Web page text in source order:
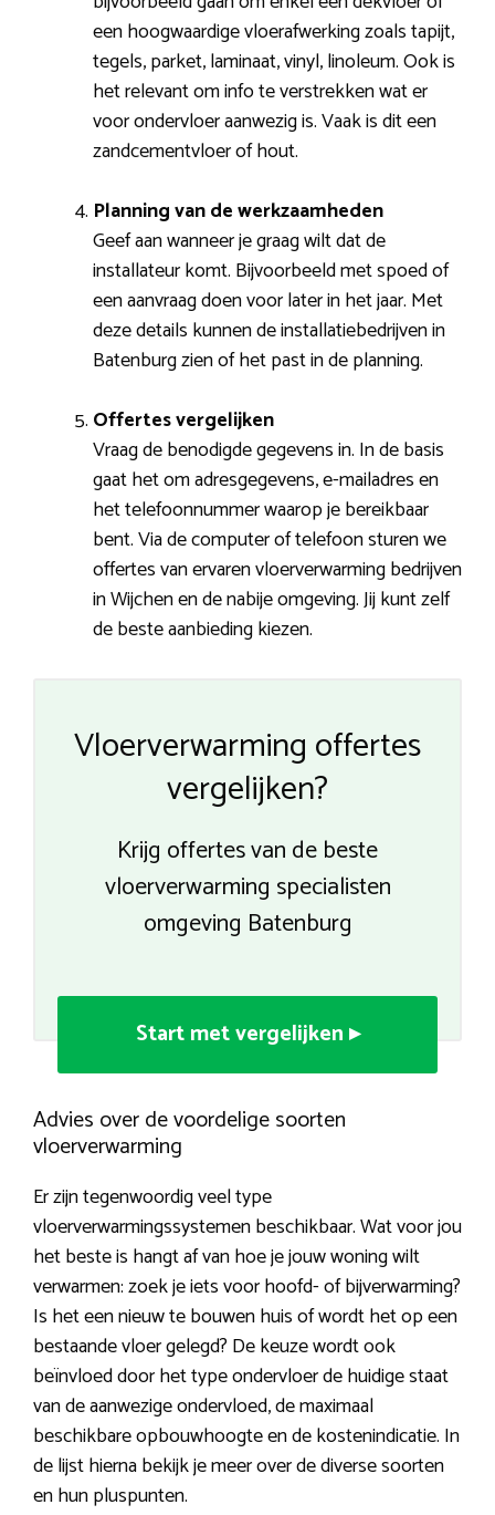
een hoogwaardige vloerafwerking zoals tapijt,
tegels, parket, laminaat, vinyl, linoleum. Ook is
het relevant om info te verstrekken wat er
voor ondervloer aanwezig is. Vaak is dit een
zandcementvloer of hout.
Planning van de werkzaamheden
Geef aan wanneer je graag wilt dat de
installateur komt. Bijvoorbeeld met spoed of
een aanvraag doen voor later in het jaar. Met
deze details kunnen de installatiebedrijven in
Batenburg zien of het past in de planning.
Offertes vergelijken
Vraag de benodigde gegevens in. In de basis
gaat het om adresgegevens, e-mailadres en
het telefoonnummer waarop je bereikbaar
bent. Via de computer of telefoon sturen we
offertes van ervaren vloerverwarming bedrijven
in Wijchen en de nabije omgeving. Jij kunt zelf
de beste aanbieding kiezen.
Vloerverwarming offertes
vergelijken?
Krijg offertes van de beste
vloerverwarming specialisten
omgeving Batenburg
Start met vergelijken ▸
Advies over de voordelige soorten
vloerverwarming
Er zijn tegenwoordig veel type
vloerverwarmingssystemen beschikbaar. Wat voor jou
het beste is hangt af van hoe je jouw woning wilt
verwarmen: zoek je iets voor hoofd- of bijverwarming?
Is het een nieuw te bouwen huis of wordt het op een
bestaande vloer gelegd? De keuze wordt ook
beïnvloed door het type ondervloer de huidige staat
van de aanwezige ondervloed, de maximaal
beschikbare opbouwhoogte en de kostenindicatie. In
de lijst hierna bekijk je meer over de diverse soorten
en hun pluspunten.